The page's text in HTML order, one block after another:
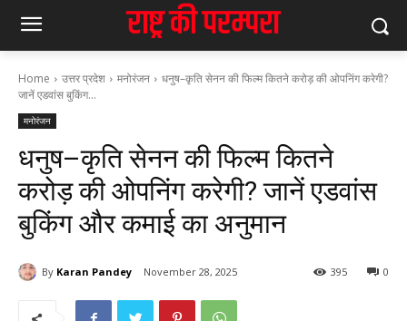
Home उत्तर प्रदेश मनोरंजन
धनुष–कृति सेनन की फिल्म कितने करोड़ की ओपनिंग करेगी?
जानें एडवांस बुकिंग...
मनोरंजन
धनुष–कृति सेनन की फिल्म कितने
करोड़ की ओपनिंग करेगी? जानें एडवांस
बुकिंग और कमाई का अनुमान
By Karan Pandey November 28, 2025 0
395